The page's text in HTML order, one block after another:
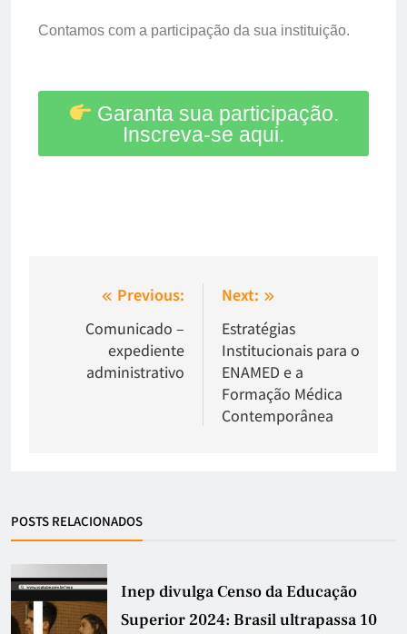
Contamos com a participação da sua instituição.
Garanta sua participação.
Inscreva-se aqui.
Previous:
Comunicado –
expediente
administrativo
Next:
Estratégias
Institucionais para o
ENAMED e a
Formação Médica
Contemporânea
POSTS RELACIONADOS
Inep divulga Censo da Educação
Superior 2024: Brasil ultrapassa 10